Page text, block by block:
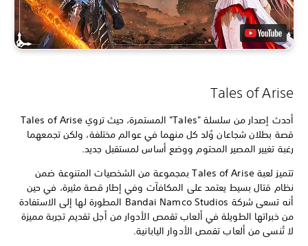
Tales of Arise
أحدث إصدار من سلسلة "Tales" المستمرة، حيث تروي Tales of Arise
قصة بطلان شجاعان وُلد كل منهما في عوالم مختلفة، ولكن تجمعهما
رغبة تغيير المصير المحتوم ووضع أساس لمستقبل جديد.
تتميز لعبة Tales of Arise بمجموعة من الشخصيات المتنوعة ضمن
نظام قتال بسيط يعتمد على المكافآت وفي إطار قصة مثيرة، في حين
أنه تسعى شركة Bandai Namco Studios المطورة لها إلى الاستفادة
من خبراتها الطويلة في ألعاب تقمص الأدوار من أجل تقديم تجربة مميزة
لا تُنسى من ألعاب تقمص الأدوار اليابانية.